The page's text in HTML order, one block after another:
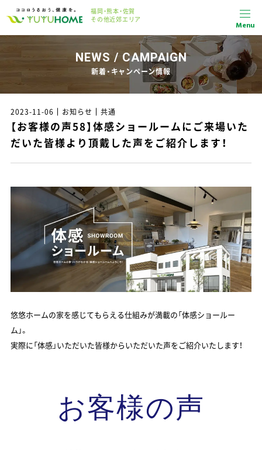
福岡・熊本・佐賀
その他近郊エリア
Menu
NEWS / CAMPAIGN
新着・キャンペーン情報
2023-11-06 お知らせ 共通
【お客様の声58】体感ショールームにご来場いた
だいた皆様より頂戴した声をご紹介します！
悠悠ホームの家を感じてもらえる仕組みが満載の「体感ショールー
ム」。
実際に「体感」いただいた皆様からいただいた声をご紹介いたします！
お客様の声